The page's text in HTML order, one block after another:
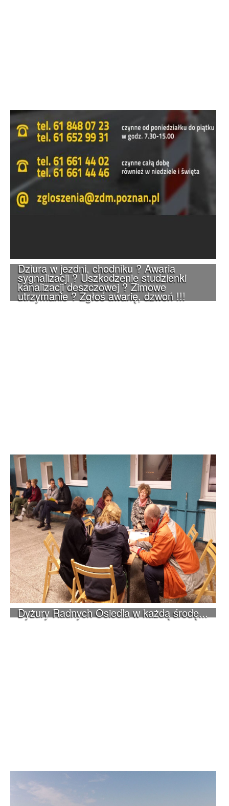
Dziura w jezdni, chodniku ? Awaria
sygnalizacji ? Uszkodzenie studzienki
kanalizacji deszczowej ? Zimowe
utrzymanie ? Zgłoś awarię, dzwoń !!!
Dyżury Radnych Osiedla w każdą środę...